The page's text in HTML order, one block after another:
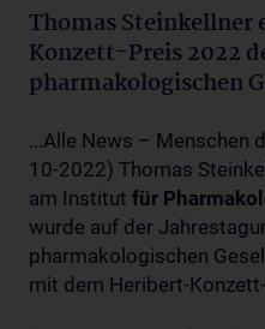
Thomas
Konzett-Preis 2022
pharmakologischen
...Alle News – Menschen
10-2022) Thomas
am Institut für
wurde auf der
pharmakologischen
mit dem Heribert-